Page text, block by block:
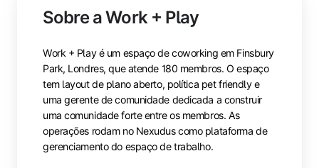
Sobre a Work + Play
Work + Play é um espaço de coworking em Finsbury
Park, Londres, que atende 180 membros. O espaço
tem layout de plano aberto, política pet friendly e
uma gerente de comunidade dedicada a construir
uma comunidade forte entre os membros. As
operações rodam no Nexudus como plataforma de
gerenciamento do espaço de trabalho.